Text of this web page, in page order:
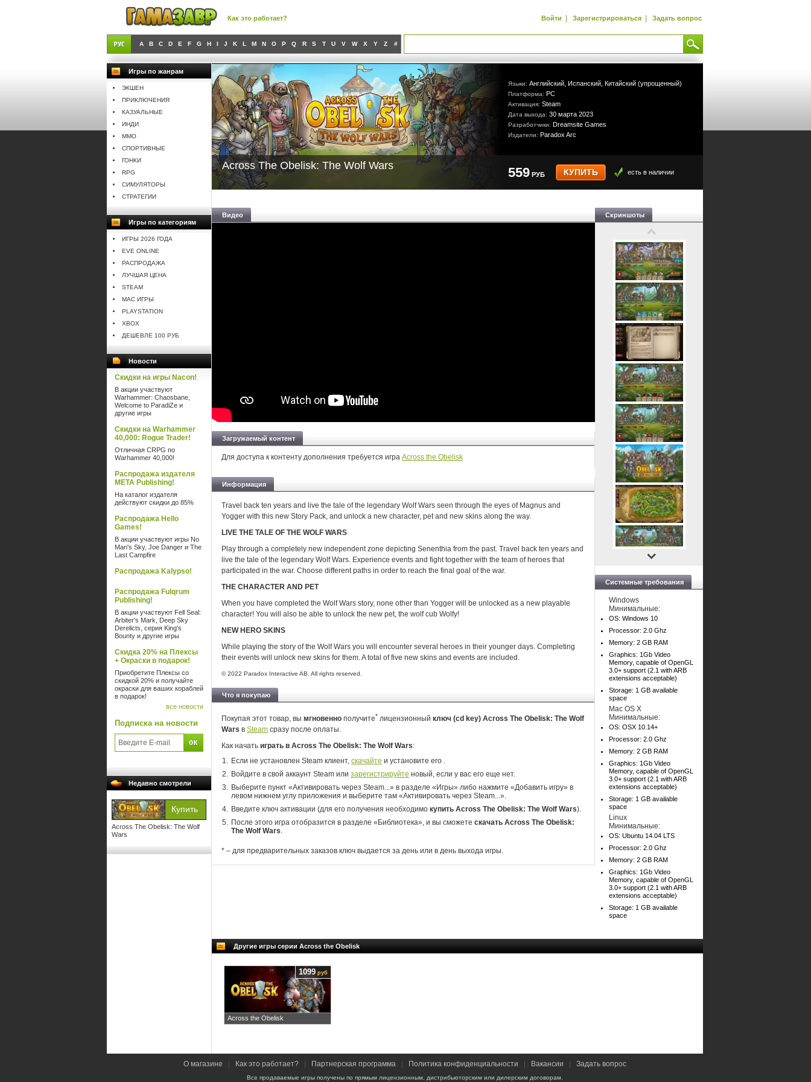
Как это работает? Войти | Зарегистрироваться | Задать вопрос
A B C D E F G H I J K L M N O P Q R S T U V W X Y Z #
Игры по жанрам
ЭКШЕН
ПРИКЛЮЧЕНИЯ
КАЗУАЛЬНЫЕ
ИНДИ
MMO
СПОРТИВНЫЕ
ГОНКИ
RPG
СИМУЛЯТОРЫ
СТРАТЕГИИ
Игры по категориям
ИГРЫ 2026 ГОДА
EVE ONLINE
РАСПРОДАЖА
ЛУЧШАЯ ЦЕНА
STEAM
MAC ИГРЫ
PLAYSTATION
XBOX
ДЕШЕВЛЕ 100 РУБ
Новости
Скидки на игры Nacon!
В акции участвуют
Warhammer: Chaosbane,
Welcome to ParadiZe и
другие игры
Скидки на Warhammer
40,000: Rogue Trader!
Отличная CRPG по
Warhammer 40,000!
Распродажа издателя
META Publishing!
На каталог издателя
действуют скидки до 85%
Распродажа Hello
Games!
В акции участвуют игры No
Man's Sky, Joe Danger и The
Last Campfire
Распродажа Kalypso!
Распродажа Fulqrum
Publishing!
В акции участвуют Fell Seal:
Arbiter's Mark, Deep Sky
Derelicts, серия King's
Bounty и другие игры
Скидка 20% на Плексы
+ Окраски в подарок!
Приобретите Плексы со
скидкой 20% и получайте
окраски для ваших кораблей
в подарок!
все новости
Подписка на новости
Недавно смотрели
Across The Obelisk: The Wolf
Wars
Языки: Английский, Испанский, Китайский (упрощенный)
Платформа: PC
Активация: Steam
Дата выхода: 30 марта 2023
Разработчики: Dreamsite Games
Издатели: Paradox Arc
Across The Obelisk: The Wolf Wars 559 РУБ КУПИТЬ есть в наличии
Видео
Загружаемый контент
Для доступа к контенту дополнения требуется игра Across the Obelisk
Информация
Travel back ten years and live the tale of the legendary Wolf Wars seen through the eyes of Magnus and
Yogger with this new Story Pack, and unlock a new character, pet and new skins along the way.
LIVE THE TALE OF THE WOLF WARS
Play through a completely new independent zone depicting Senenthia from the past. Travel back ten years and
live the tale of the legendary Wolf Wars. Experience events and fight together with the team of heroes that
participated in the war. Choose different paths in order to reach the final goal of the war.
THE CHARACTER AND PET
When you have completed the Wolf Wars story, none other than Yogger will be unlocked as a new playable
character! You will also be able to unlock the new pet, the wolf cub Wolfy!
NEW HERO SKINS
While playing the story of the Wolf Wars you will encounter several heroes in their younger days. Completing
their events will unlock new skins for them. A total of five new skins and events are included.
© 2022 Paradox Interactive AB. All rights reserved.
Что я покупаю
Покупая этот товар, вы мгновенно получите* лицензионный ключ (cd key) Across The Obelisk: The Wolf
Wars в Steam сразу после оплаты.
Как начать играть в Across The Obelisk: The Wolf Wars:
Если не установлен Steam клиент, скачайте и установите его .
Войдите в свой аккаунт Steam или зарегистрируйте новый, если у вас его еще нет.
Выберите пункт «Активировать через Steam...» в разделе «Игры» либо нажмите «Добавить игру» в
левом нижнем углу приложения и выберите там «Активировать через Steam...».
Введите ключ активации (для его получения необходимо купить Across The Obelisk: The Wolf Wars).
После этого игра отобразится в разделе «Библиотека», и вы сможете скачать Across The Obelisk:
The Wolf Wars.
* – для предварительных заказов ключ выдается за день или в день выхода игры.
Скриншоты
Системные требования
Windows
Минимальные:
OS: Windows 10
Processor: 2.0 Ghz
Memory: 2 GB RAM
Graphics: 1Gb Video
Memory, capable of OpenGL
3.0+ support (2.1 with ARB
extensions acceptable)
Storage: 1 GB available
space
Mac OS X
Минимальные:
OS: OSX 10.14+
Processor: 2.0 Ghz
Memory: 2 GB RAM
Graphics: 1Gb Video
Memory, capable of OpenGL
3.0+ support (2.1 with ARB
extensions acceptable)
Storage: 1 GB available
space
Linux
Минимальные:
OS: Ubuntu 14.04 LTS
Processor: 2.0 Ghz
Memory: 2 GB RAM
Graphics: 1Gb Video
Memory, capable of OpenGL
3.0+ support (2.1 with ARB
extensions acceptable)
Storage: 1 GB available
space
Другие игры серии Across the Obelisk
Across the Obelisk
1099 руб
О магазине Как это работает? Партнерская программа Политика конфиденциальности Вакансии Задать вопрос
Все продаваемые игры получены по прямым лицензионным, дистрибьюторским или дилерским договорам.